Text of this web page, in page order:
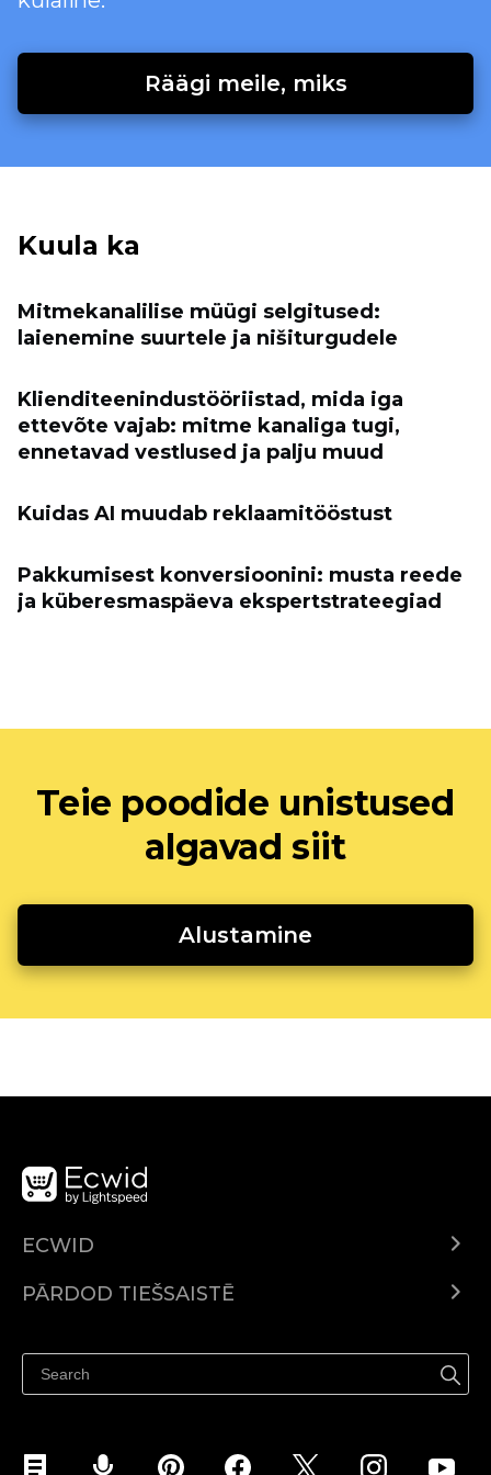
Räägi meile, miks
Kuula ka
Mitmekanalilise müügi selgitused:
laienemine suurtele ja nišiturgudele
Klienditeenindustööriistad, mida iga
ettevõte vajab: mitme kanaliga tugi,
ennetavad vestlused ja palju muud
Kuidas AI muudab reklaamitööstust
Pakkumisest konversioonini: musta reede
ja küberesmaspäeva ekspertstrateegiad
Teie poodide unistused
algavad siit
Alustamine
ECWID
Izcenojumi
PĀRDOD TIEŠSAISTĒ
Pārdod Facebook
Pārdod Instagram